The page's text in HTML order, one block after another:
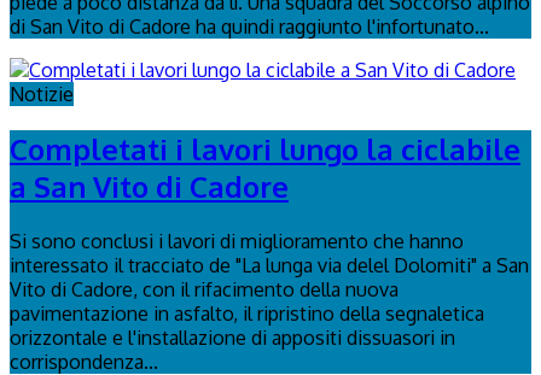
di San Vito di Cadore ha quindi raggiunto l'infortunato...
Notizie
Completati i lavori lungo la ciclabile
a San Vito di Cadore
Si sono conclusi i lavori di miglioramento che hanno
interessato il tracciato de "La lunga via delel Dolomiti" a San
Vito di Cadore, con il rifacimento della nuova
pavimentazione in asfalto, il ripristino della segnaletica
orizzontale e l'installazione di appositi dissuasori in
corrispondenza...